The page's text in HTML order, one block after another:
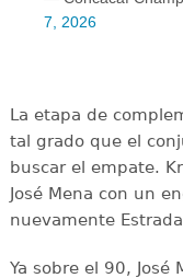
7, 2026
La etapa de
tal grado que el
buscar el empate.
José Mena con un
nuevamente
Ya sobre el 90,